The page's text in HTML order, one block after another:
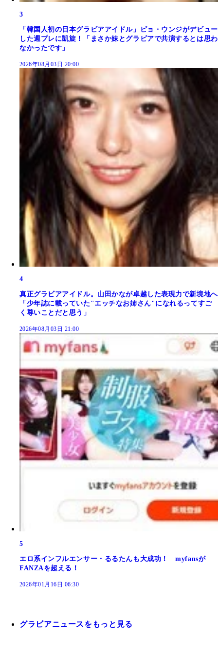
3
「韓国人初の日本グラビアアイドル」ピョ・ウンジがデビュー
した週プレに凱旋！「まさか妹とグラビアで共演するとは思わ
なかったです」
2026年08月03日 20:00
4
真正グラビアアイドル。山田かなが卓越した表現力で新境地へ
「少年誌に載っていた"エッチなお姉さん"になれるってすご
く尊いことだと思う」
2026年08月03日 21:00
5
エロ系インフルエンサー・るるたんも大成功！ myfansが
FANZAを超える！
2026年01月16日 06:30
グラビアニュースをもっと見る